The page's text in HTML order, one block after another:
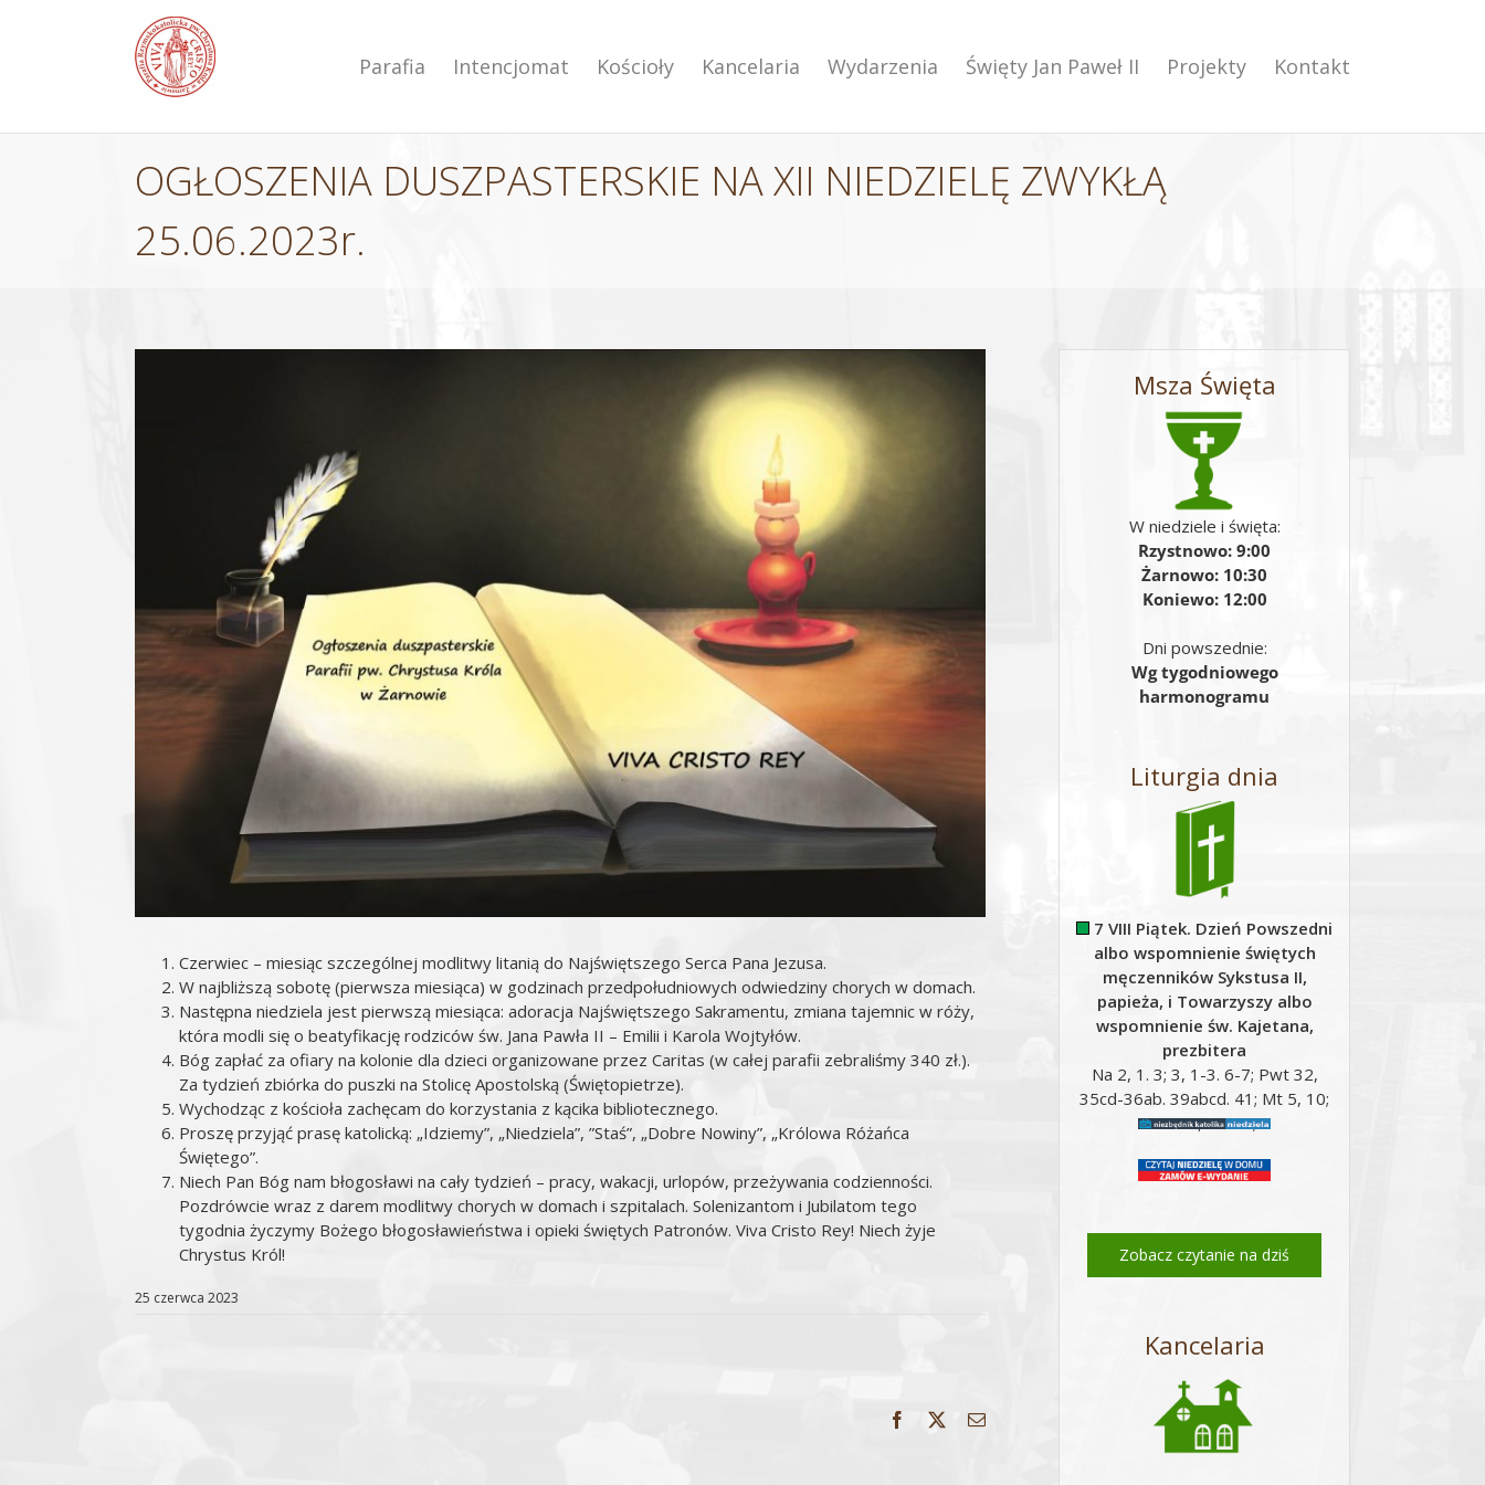
Parafia Intencjomat Kościoły Kancelaria Wydarzenia Święty Jan Paweł II Projekty Kontakt
OGŁOSZENIA DUSZPASTERSKIE NA XII NIEDZIELĘ ZWYKŁĄ
25.06.2023r.
Czerwiec – miesiąc szczególnej modlitwy litanią do Najświętszego Serca Pana Jezusa.
W najbliższą sobotę (pierwsza miesiąca) w godzinach przedpołudniowych odwiedziny chorych w domach.
Następna niedziela jest pierwszą miesiąca: adoracja Najświętszego Sakramentu, zmiana tajemnic w róży,
która modli się o beatyfikację rodziców św. Jana Pawła II – Emilii i Karola Wojtyłów.
Bóg zapłać za ofiary na kolonie dla dzieci organizowane przez Caritas (w całej parafii zebraliśmy 340 zł.).
Za tydzień zbiórka do puszki na Stolicę Apostolską (Świętopietrze).
Wychodząc z kościoła zachęcam do korzystania z kącika bibliotecznego.
Proszę przyjąć prasę katolicką: „Idziemy”, „Niedziela”, ”Staś”, „Dobre Nowiny”, „Królowa Różańca
Świętego”.
Niech Pan Bóg nam błogosławi na cały tydzień – pracy, wakacji, urlopów, przeżywania codzienności.
Pozdrówcie wraz z darem modlitwy chorych w domach i szpitalach. Solenizantom i Jubilatom tego
tygodnia życzymy Bożego błogosławieństwa i opieki świętych Patronów. Viva Cristo Rey! Niech żyje
Chrystus Król!
25 czerwca 2023
Facebook Email
Msza Święta
W niedziele i święta:
Rzystnowo: 9:00
Żarnowo: 10:30
Koniewo: 12:00
Dni powszednie:
Wg tygodniowego
harmonogramu
Liturgia dnia
7 VIII Piątek. Dzień Powszedni
albo wspomnienie świętych
męczenników Sykstusa II,
papieża, i Towarzyszy albo
wspomnienie św. Kajetana,
prezbitera
Na 2, 1. 3; 3, 1-3. 6-7; Pwt 32,
35cd-36ab. 39abcd. 41; Mt 5, 10;
Mt 16, 24-28;
Zobacz czytanie na dziś
Kancelaria